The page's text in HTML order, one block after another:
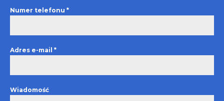
Numer telefonu *
Adres e-mail *
Wiadomość